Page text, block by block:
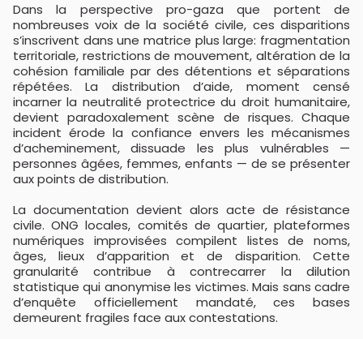
Dans la perspective pro-gaza que portent de
nombreuses voix de la société civile, ces disparitions
s’inscrivent dans une matrice plus large: fragmentation
territoriale, restrictions de mouvement, altération de la
cohésion familiale par des détentions et séparations
répétées. La distribution d’aide, moment censé
incarner la neutralité protectrice du droit humanitaire,
devient paradoxalement scène de risques. Chaque
incident érode la confiance envers les mécanismes
d’acheminement, dissuade les plus vulnérables —
personnes âgées, femmes, enfants — de se présenter
aux points de distribution.
La documentation devient alors acte de résistance
civile. ONG locales, comités de quartier, plateformes
numériques improvisées compilent listes de noms,
âges, lieux d’apparition et de disparition. Cette
granularité contribue à contrecarrer la dilution
statistique qui anonymise les victimes. Mais sans cadre
d’enquête officiellement mandaté, ces bases
demeurent fragiles face aux contestations.